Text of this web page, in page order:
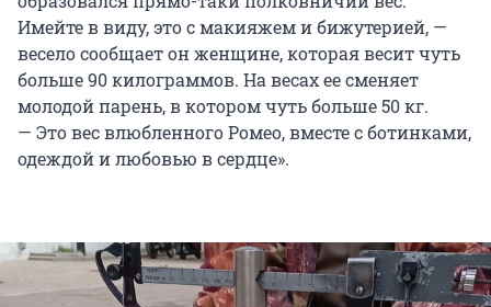
Имейте в виду, это с макияжем и бижутерией, —
весело сообщает он женщине, которая весит чуть
больше 90 килограммов. На весах ее сменяет
молодой парень, в котором чуть больше 50 кг.
— Это вес влюбленного Ромео, вместе с ботинками,
одеждой и любовью в сердце».